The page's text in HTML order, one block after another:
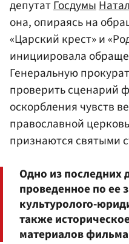
депутатГосдумы
она, опираясь на
«Царский крест» и
инициировала
Генеральную
проверить сценарий
оскорбления чувств
православной
признаются святыми
Одно из последних
проведенное по ее
культуролого-
также
материалов